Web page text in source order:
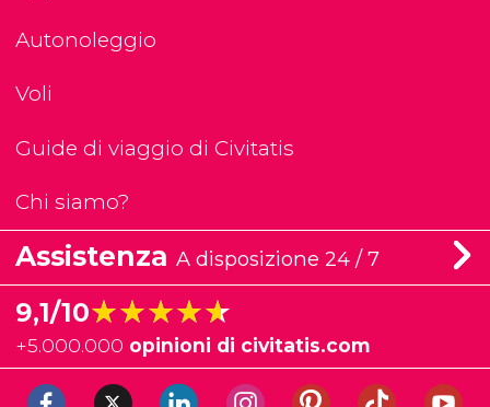
Autonoleggio
Voli
Guide di viaggio di Civitatis
Chi siamo?
Assistenza A disposizione 24 / 7
9,1/10★★★★★
★★★★★
+5.000.000 opinioni di civitatis.com